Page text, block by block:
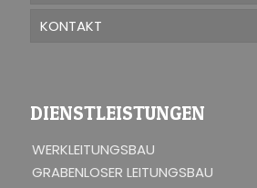
KONTAKT
DIENSTLEISTUNGEN
WERKLEITUNGSBAU
GRABENLOSER LEITUNGSBAU